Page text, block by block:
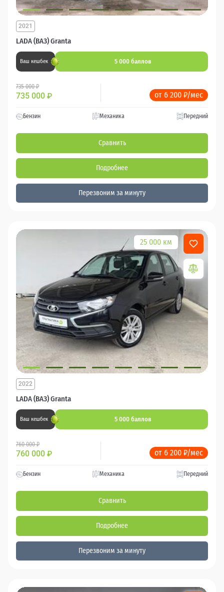
LADA (ВАЗ) Granta
2021
Ваш кешбек 5 000 баллов
735 000 ₽
735 000 ₽ от 6 200 ₽/мес
Бензин Механика Передний
Сравнить
Подробнее
Перезвоним за минуту
25 000 км
LADA (ВАЗ) Granta
2022
Ваш кешбек 5 000 баллов
760 000 ₽
760 000 ₽ от 6 200 ₽/мес
Бензин Механика Передний
Сравнить
Подробнее
Перезвоним за минуту